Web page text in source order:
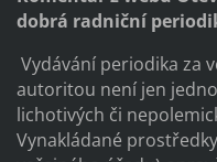
dobrá radniční
Vydávání periodika za
autoritou není jen
lichotivých či
Vynakládané